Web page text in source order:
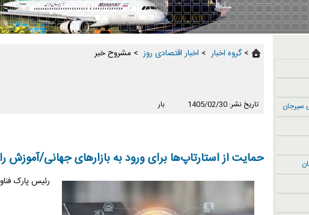
سیرجان
>گروه اخبار ‏ > اخبار اقتصادی روز ‏ > مشروح خبر
تاریخ نشر: 1405/02/30 بار
حمایت از استارتاپ‌ها برای ورود به بازارهای جهانی/
رئیس پارک